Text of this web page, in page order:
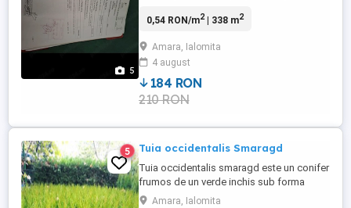
5
,are toate utilitățile la poarta,apa
curte),gaze,asfalt în fata porti 35000.euro
relații la telefon l
0,54 RON/m2| 338 m2
Amara, Ialomita
4 august
184 RON
210 RON
5 Tuia occidentalis Smaragd
Tuia occidentalis smaragd este un conifer
frumos de un verde inchis sub forma
conica ca o lumânare Se poate planta atât
Amara, Ialomita